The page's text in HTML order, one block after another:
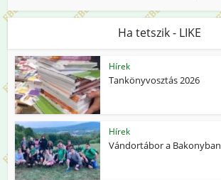
Ha tetszik - LIKE
Hírek
Tankönyvosztás 2026
Hírek
Vándortábor a Bakonyban